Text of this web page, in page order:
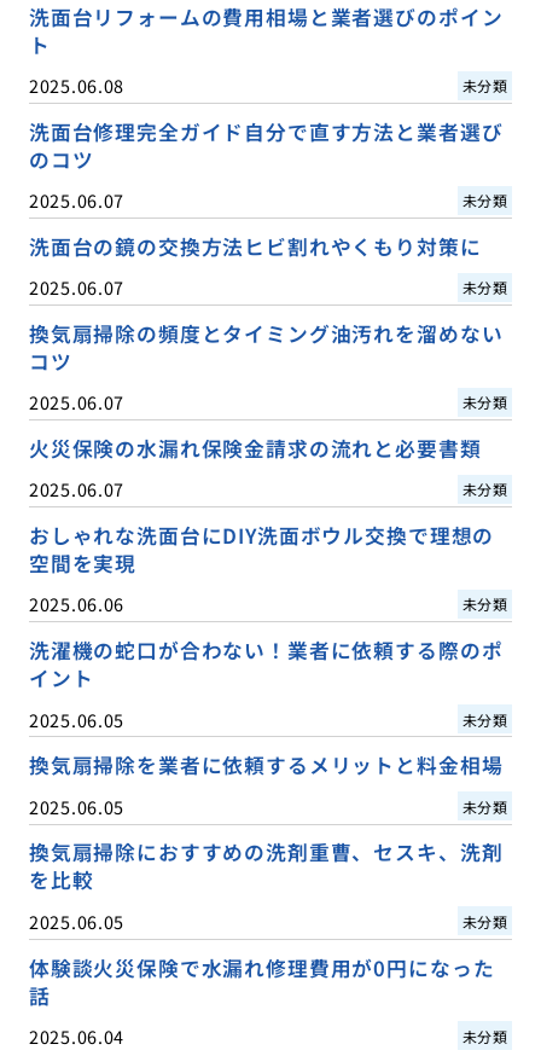
洗面台リフォームの費用相場と業者選びのポイン
ト
2025.06.08 未分類
洗面台修理完全ガイド自分で直す方法と業者選び
のコツ
2025.06.07 未分類
洗面台の鏡の交換方法ヒビ割れやくもり対策に
2025.06.07 未分類
換気扇掃除の頻度とタイミング油汚れを溜めない
コツ
2025.06.07 未分類
火災保険の水漏れ保険金請求の流れと必要書類
2025.06.07 未分類
おしゃれな洗面台にDIY洗面ボウル交換で理想の
空間を実現
2025.06.06 未分類
洗濯機の蛇口が合わない！業者に依頼する際のポ
イント
2025.06.05 未分類
換気扇掃除を業者に依頼するメリットと料金相場
2025.06.05 未分類
換気扇掃除におすすめの洗剤重曹、セスキ、洗剤
を比較
2025.06.05 未分類
体験談火災保険で水漏れ修理費用が0円になった
話
2025.06.04 未分類